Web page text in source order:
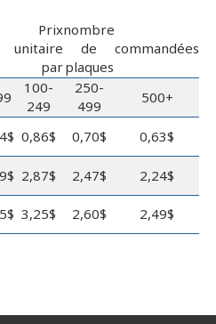
Prix
unitaire
par
nombre
de
plaques
commandées
100-
249
250-
499
500+
0,86$ 0,70$
0,63$
2,87$ 2,47$
2,24$
3,25$ 2,60$ 2,49$